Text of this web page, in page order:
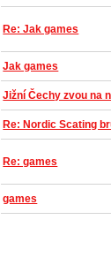
Re: Jak games
Jak games
Jižní Čechy zvou na
Re: Nordic Scating
Re: games
games